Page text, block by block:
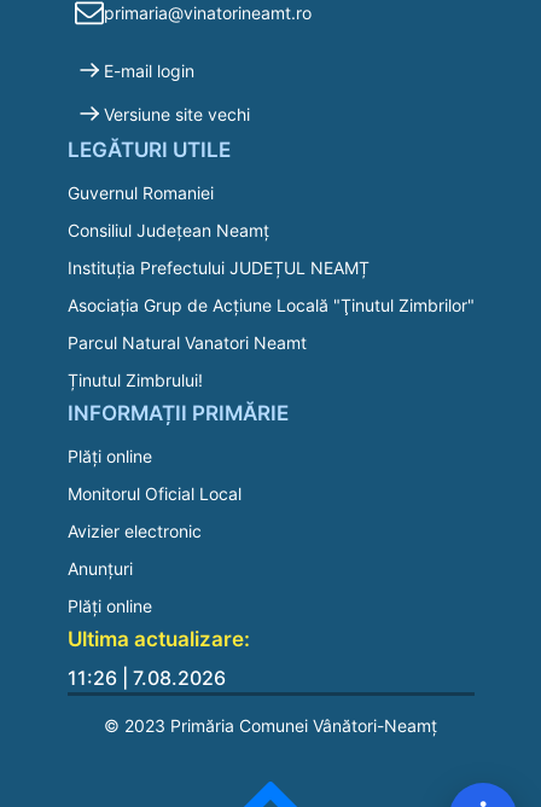
primaria@vinatorineamt.ro
E-mail login
Versiune site vechi
LEGĂTURI UTILE
Guvernul Romaniei
Consiliul Județean Neamț
Instituția Prefectului JUDEȚUL NEAMȚ
Asociaţia Grup de Acţiune Locală "Ţinutul Zimbrilor"
Parcul Natural Vanatori Neamt
Ținutul Zimbrului!
INFORMAȚII PRIMĂRIE
Plăți online
Monitorul Oficial Local
Avizier electronic
Anunțuri
Plăți online
Ultima actualizare:
11:26 | 7.08.2026
© 2023 Primăria Comunei Vânători-Neamț